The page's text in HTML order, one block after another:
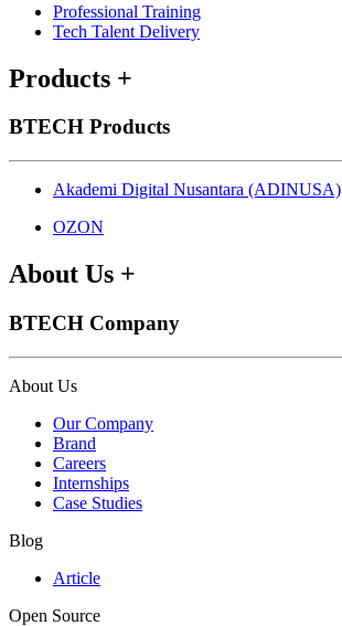
Professional Training
Tech Talent Delivery
Products +
BTECH Products
Akademi Digital Nusantara (ADINUSA)
OZON
About Us +
BTECH Company
About Us
Our Company
Brand
Careers
Internships
Case Studies
Blog
Article
Open Source